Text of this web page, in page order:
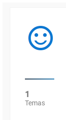
1
Temas